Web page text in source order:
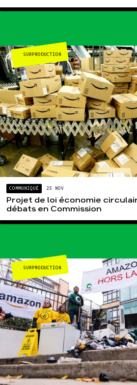
SURPRODUCTION
COMMUNIQUÉ 25 NOV
Projet de loi économie
débats en Commission
SURPRODUCTION